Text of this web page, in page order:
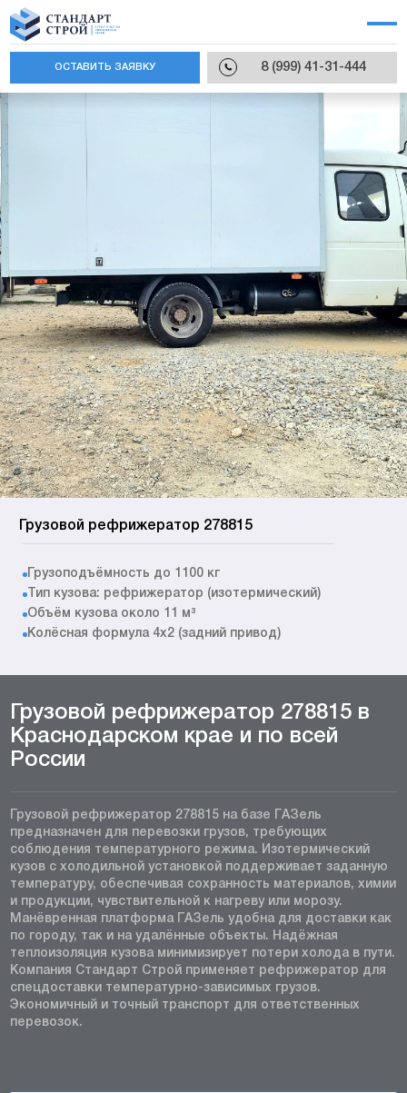
8 (999) 41-31-444
ОСТАВИТЬ ЗАЯВКУ
Грузовой рефрижератор 278815
Грузоподъёмность до 1100 кг
Тип кузова: рефрижератор (изотермический)
Объём кузова около 11 м³
Колёсная формула 4x2 (задний привод)
Грузовой рефрижератор 278815 в
Краснодарском крае и по всей
России
Грузовой рефрижератор 278815 на базе ГАЗель
предназначен для перевозки грузов, требующих
соблюдения температурного режима. Изотермический
кузов с холодильной установкой поддерживает заданную
температуру, обеспечивая сохранность материалов, химии
и продукции, чувствительной к нагреву или морозу.
Манёвренная платформа ГАЗель удобна для доставки как
по городу, так и на удалённые объекты. Надёжная
теплоизоляция кузова минимизирует потери холода в пути.
Компания Стандарт Строй применяет рефрижератор для
спецдоставки температурно-зависимых грузов.
Экономичный и точный транспорт для ответственных
перевозок.